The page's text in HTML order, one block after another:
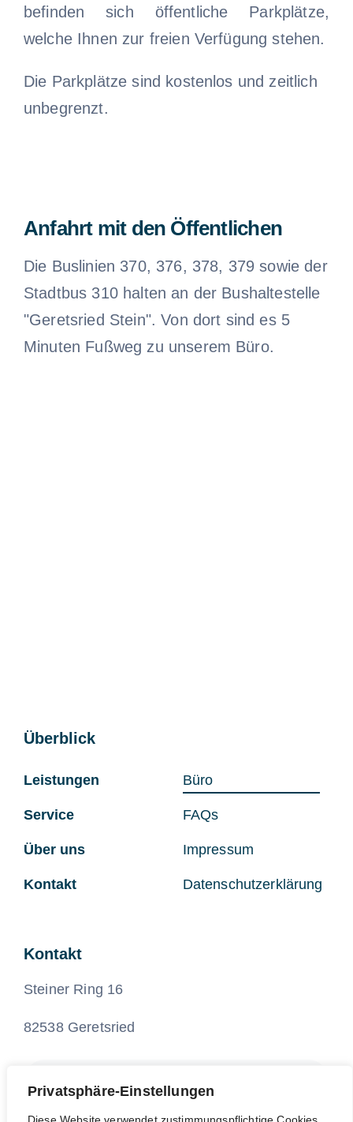
Privatsphäre-Einstellungen
befinden sich öffentliche Parkplätze,
welche Ihnen zur freien Verfügung stehen.
Die Parkplätze sind kostenlos und zeitlich
unbegrenzt.
Anfahrt mit den Öffentlichen
Die Buslinien 370, 376, 378, 379 sowie der
Stadtbus 310 halten an der Bushaltestelle
"Geretsried Stein". Von dort sind es 5
Minuten Fußweg zu unserem Büro.
Überblick
Leistungen
Service
Über uns
Kontakt
Büro
FAQs
Impressum
Datenschutzerklärung
Kontakt
Steiner Ring 16
82538 Geretsried